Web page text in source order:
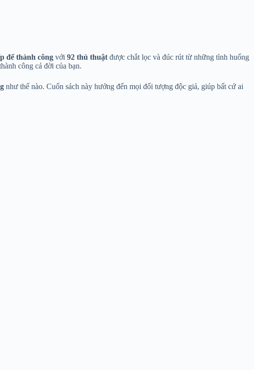
để thành công với 92 thủ thuật được chắt lọc và đúc rút từ những tình huống
công cả đời của bạn.
như thế nào. Cuốn sách này hướng đến mọi đối tượng độc giả, giúp bất cứ ai